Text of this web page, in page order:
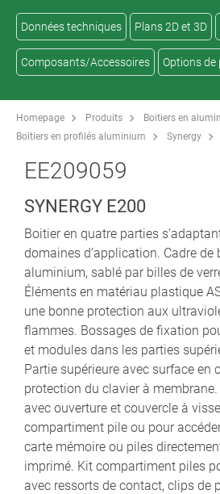
Données techniques Plans 2D et 3D
Composants/Accessoires Options de
Homepage Produits
Boitiers en
Boitiers en profilés aluminium
Synergy
EE209059
SYNERGY E200
Boitier en quatre parties
domaines d’application. Cadre de
aluminium, sablé par billes de
Éléments en matériau plastique
une bonne protection aux
flammes. Bossages de fixation
et modules dans les parties
Partie supérieure avec surface en
protection du clavier à
avec ouverture et couvercle à
compartiment pile ou pour
carte mémoire ou piles
imprimé. Kit compartiment piles
avec ressorts de contact, clips de